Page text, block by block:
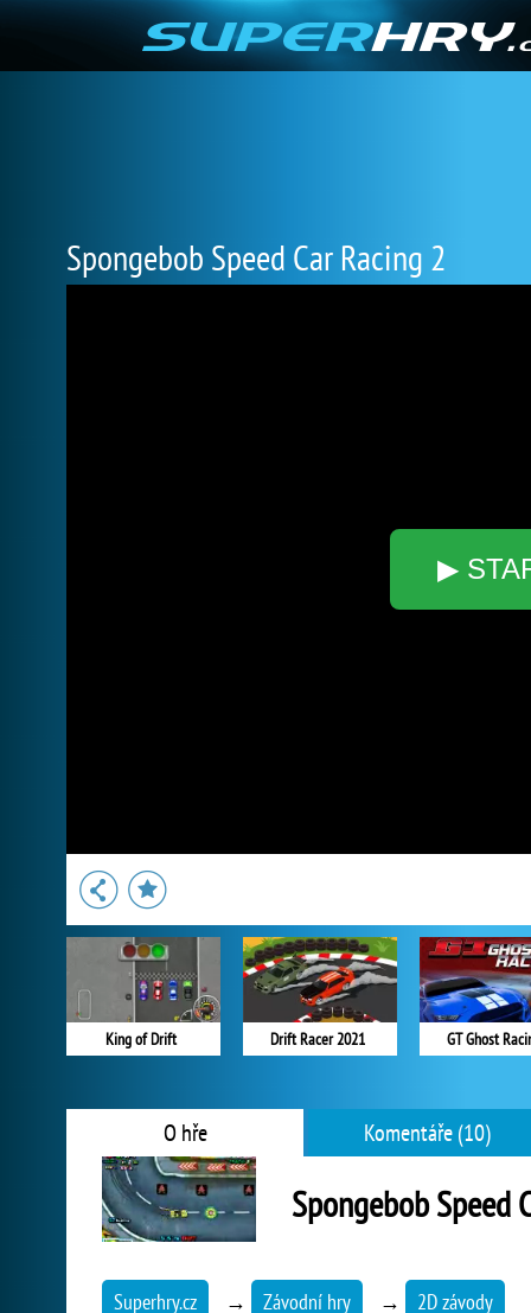
Spongebob Speed Car Racing 2
▶
King of Drift Drift Racer 2021 GT Ghost
O hře Komentáře (10)
Spongebob Speed
Superhry.cz → Závodní hry → 2D závody